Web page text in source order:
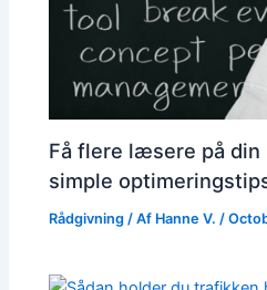
Få flere læsere på din
simple
Rådgivning / Af Hanne V. /